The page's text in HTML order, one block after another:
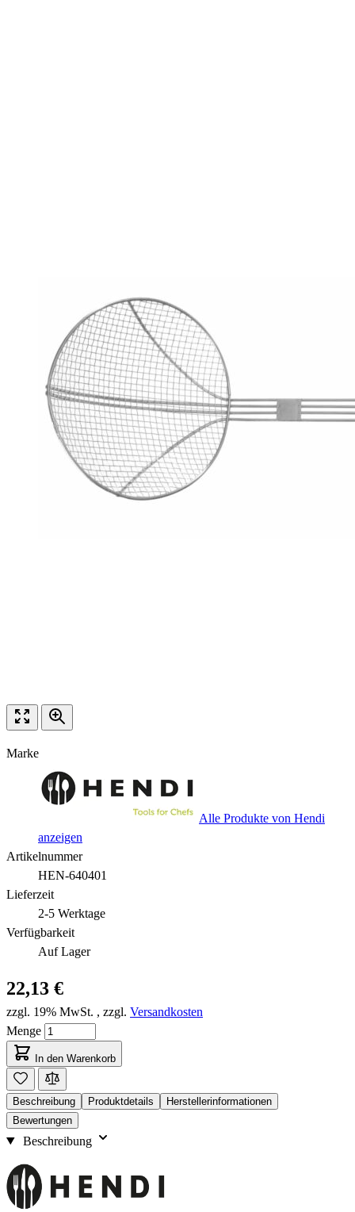
Marke
Alle Produkte von Hendi
anzeigen
Artikelnummer
HEN-640401
Lieferzeit
2-5 Werktage
Verfügbarkeit
Auf Lager
22,13 €
zzgl. 19% MwSt. , zzgl. Versandkosten
Menge
In den Warenkorb
Beschreibung Produktdetails
Herstellerinformationen
Bewertungen
Beschreibung